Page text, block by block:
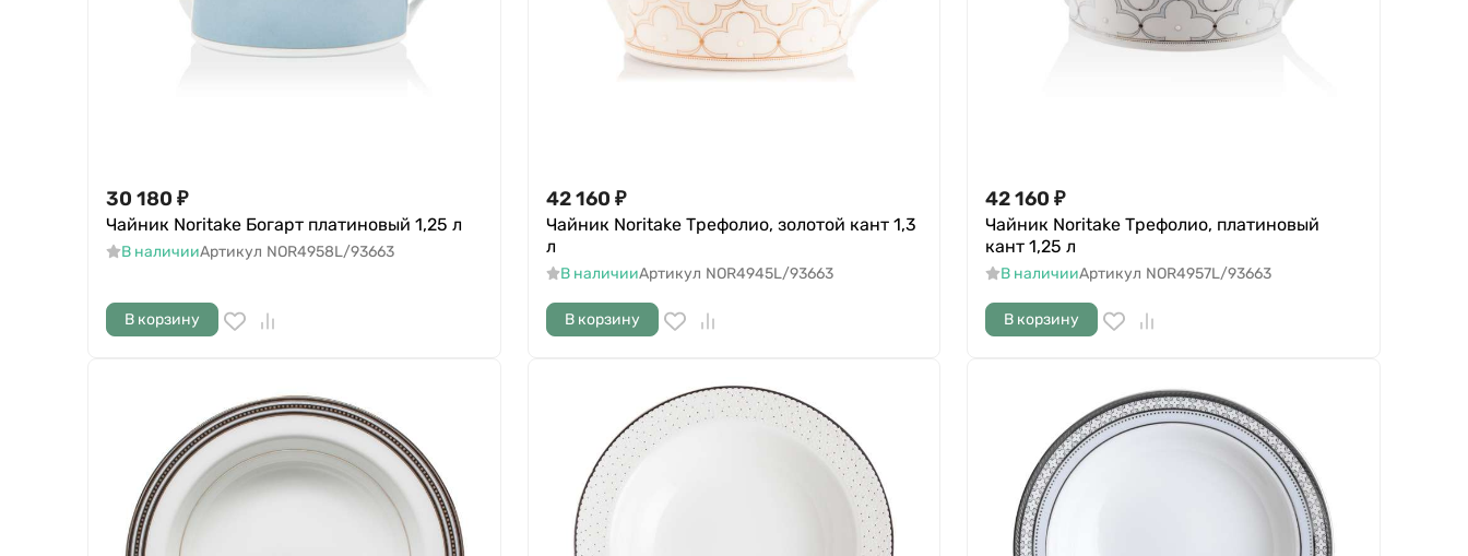
30 180 ₽
Чайник Noritake Богарт платиновый 1,25 л
В наличииАртикул NOR4958L/93663
В корзину
42 160 ₽
Чайник Noritake Трефолио, золотой кант 1,3
л
В наличииАртикул NOR4945L/93663
В корзину
42 160 ₽
Чайник Noritake Трефолио, платиновый
кант 1,25 л
В наличииАртикул NOR4957L/93663
В корзину